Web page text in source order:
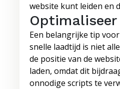
website kunt leiden en
Een belangrijke tip
snelle laadtijd is niet
de positie van de
laden, omdat dit
onnodige scripts te